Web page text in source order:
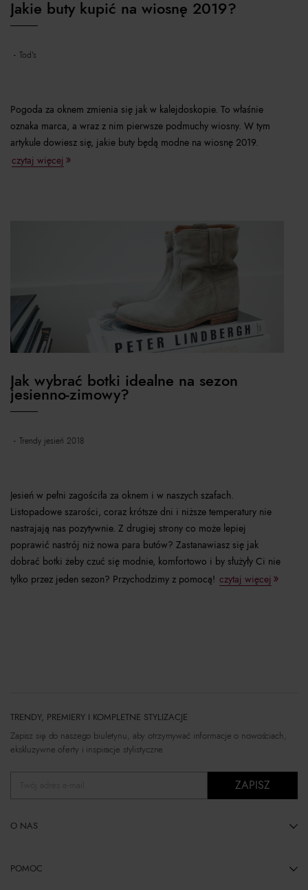
Jakie buty kupić na wiosnę 2019?
tod's
Pogoda za oknem zmienia się jak w kalejdoskopie. To właśnie
oznaka marca, a wraz z nim pierwsze podmuchy wiosny. W tym
artykule dowiesz się, jakie buty będą modne na wiosnę 2019.
czytaj więcej
Jak wybrać botki idealne na sezon
jesienno-zimowy?
trendy jesień 2018
Jesień w pełni zagościła za oknem i w naszych szafach.
Listopadowe szarości, coraz krótsze dni i niższe temperatury nie
nastrajają nas pozytywnie. Z drugiej strony co może lepiej
poprawić nastrój niż nowa para butów? Zastanawiasz się jak
dobrać botki żeby czuć się modnie, komfortowo i by służyły Ci nie
tylko przez jeden sezon? Przychodzimy z pomocą! czytaj więcej
TRENDY, PREMIERY I KOMPLETNE STYLIZACJE
Zapisz się do naszego biuletynu, aby otrzymywać informacje o nowościach,
ekskluzywne oferty i inspiracje stylistyczne.
ZAPISZ
O NAS
POMOC